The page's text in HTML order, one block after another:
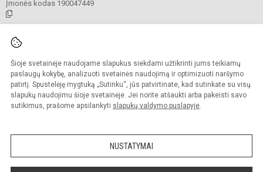
Šioje svetainėje naudojame slapukus siekdami užtikrinti jums teikiamų
paslaugų kokybę, analizuoti svetainės naudojimą ir optimizuoti naršymo
patirtį. Spustelėję mygtuką „Sutinku“, jūs patvirtinate, kad sutinkate su visų
slapukų naudojimu šioje svetainėje. Jei norite atšaukti arba pakeisti savo
sutikimus, prašome apsilankyti slapukų valdymo puslapyje.
NUSTATYMAI
Įmonės kodas 190047449
Kopijuoti turinį be raštiško mokyklos administracijos sutikimo griežtai
draudžiama.
Prieinamumo paraiška Slapukų valdymas
Sumanus būdas atnaujinti